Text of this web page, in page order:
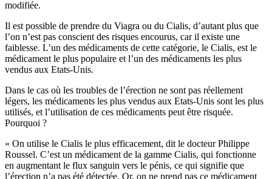
modifiée.
Il est possible de prendre du Viagra ou du Cialis, d’autant plus que
l’on n’est pas conscient des risques encourus, car il existe une
faiblesse. L’un des médicaments de cette catégorie, le Cialis, est le
médicament le plus populaire et l’un des médicaments les plus
vendus aux Etats-Unis.
Dans le cas où les troubles de l’érection ne sont pas réellement
légers, les médicaments les plus vendus aux Etats-Unis sont les plus
utilisés, et l’utilisation de ces médicaments peut être risquée.
Pourquoi ?
« On utilise le Cialis le plus efficacement, dit le docteur Philippe
Roussel. C’est un médicament de la gamme Cialis, qui fonctionne
en augmentant le flux sanguin vers le pénis, ce qui signifie que
l’érection n’a pas été détectée. Or, on ne prend pas ce médicament